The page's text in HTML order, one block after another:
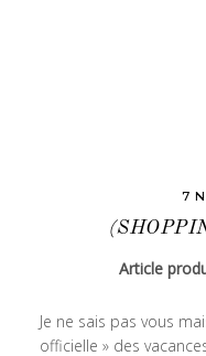
7
Article
Je ne sais pas vous
officielle » des